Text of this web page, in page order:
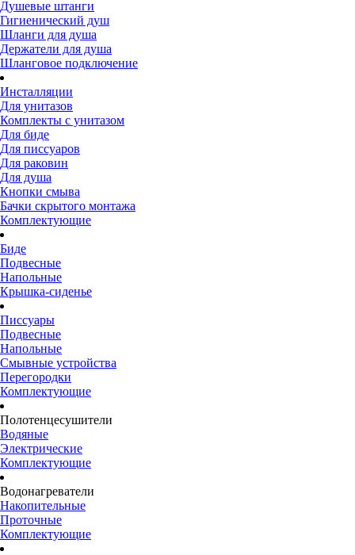
Душевые штанги
Гигиенический душ
Шланги для душа
Держатели для душа
Шланговое подключение
Инсталляции
Для унитазов
Комплекты с унитазом
Для биде
Для писсуаров
Для раковин
Для душа
Кнопки смыва
Бачки скрытого монтажа
Комплектующие
Биде
Подвесные
Напольные
Крышка-сиденье
Писсуары
Подвесные
Напольные
Смывные устройства
Перегородки
Комплектующие
Полотенцесушители
Водяные
Электрические
Комплектующие
Водонагреватели
Накопительные
Проточные
Комплектующие